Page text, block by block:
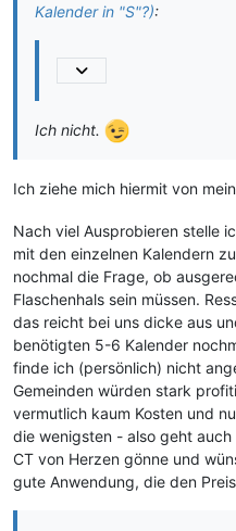
Kalender in "S"?):
Ich nicht.
Ich ziehe mich hiermit von
Nach viel Ausprobieren stelle
mit den einzelnen Kalendern
nochmal die Frage, ob
Flaschenhals sein müssen.
das reicht bei uns dicke aus
benötigten 5-6 Kalender
finde ich (persönlich) nicht
Gemeinden würden stark
vermutlich kaum Kosten und
die wenigsten - also geht
CT von Herzen gönne und
gute Anwendung, die den